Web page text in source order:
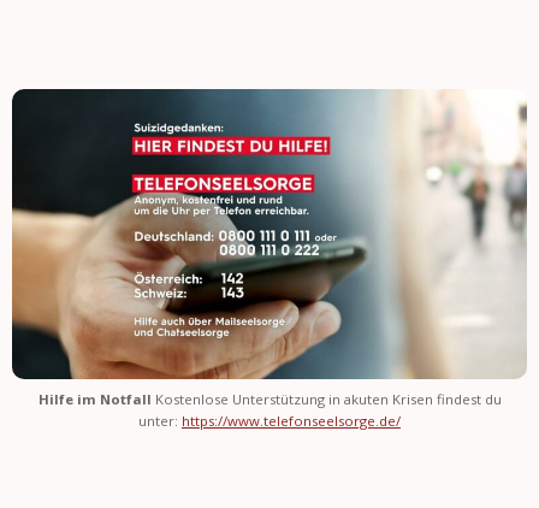
Hilfe im Notfall Kostenlose Unterstützung in akuten Krisen findest du
unter: https://www.telefonseelsorge.de/